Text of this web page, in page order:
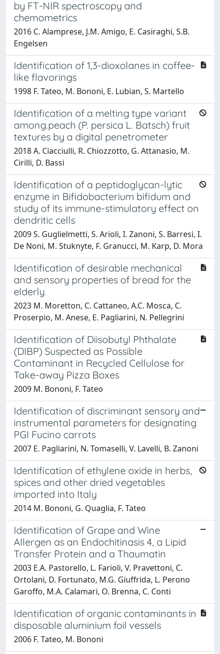
by FT-NIR spectroscopy and
chemometrics
2016 C. Alamprese, J.M. Amigo, E. Casiraghi, S.B.
Engelsen
Identification of 1,3-dioxolanes in coffee-
like flavorings
1998 F. Tateo, M. Bononi, E. Lubian, S. Martello
Identification of a melting type variant
among.peach (P. persica L. Batsch) fruit
textures by a digital penetrometer
2018 A. Ciacciulli, R. Chiozzotto, G. Attanasio, M.
Cirilli, D. Bassi
Identification of a peptidoglycan-lytic
enzyme in Bifidobacterium bifidum and
study of its immune-stimulatory effect on
dendritic cells
2009 S. Guglielmetti, S. Arioli, I. Zanoni, S. Barresi, I.
De Noni, M. Stuknyte, F. Granucci, M. Karp, D. Mora
Identification of desirable mechanical
and sensory properties of bread for the
elderly
2023 M. Moretton, C. Cattaneo, A.C. Mosca, C.
Proserpio, M. Anese, E. Pagliarini, N. Pellegrini
Identification of Diisobutyl Phthalate
(DIBP) Suspected as Possible
Contaminant in Recycled Cellulose for
Take-away Pizza Boxes
2009 M. Bononi, F. Tateo
Identification of discriminant sensory and
instrumental parameters for designating
PGI Fucino carrots
2007 E. Pagliarini, N. Tomaselli, V. Lavelli, B. Zanoni
Identification of ethylene oxide in herbs,
spices and other dried vegetables
imported into Italy
2014 M. Bononi, G. Quaglia, F. Tateo
Identification of Grape and Wine
Allergen as an Endochitinasis 4, a Lipid
Transfer Protein and a Thaumatin
2003 E.A. Pastorello, L. Farioli, V. Pravettoni, C.
Ortolani, D. Fortunato, M.G. Giuffrida, L. Perono
Garoffo, M.A. Calamari, O. Brenna, C. Conti
Identification of organic contaminants in
disposable aluminium foil vessels
2006 F. Tateo, M. Bononi